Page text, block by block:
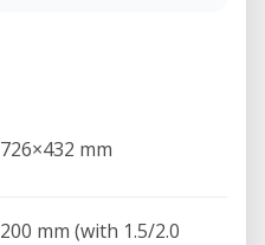
726×432 mm
200 mm (with 1.5/2.0